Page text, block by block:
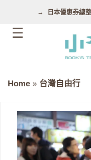
日本優惠券總
Home » 台灣自由行